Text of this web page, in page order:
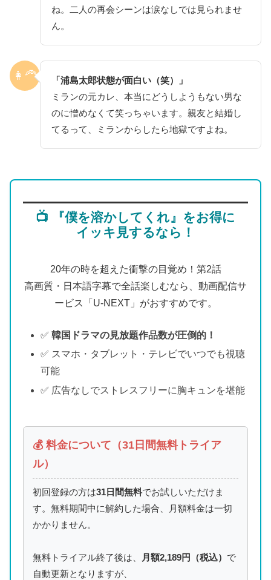
ね。二人の再会シーンは涙なしでは見られませ
ん。
👩‍🦰
「浦島太郎状態が面白い（笑）」
ミランの元カレ、本当にどうしようもない男な
のに憎めなくて笑っちゃいます。親友と結婚し
てるって、ミランからしたら地獄ですよね。
📺 『僕を溶かしてくれ』をお得に
イッキ見するなら！
20年の時を超えた衝撃の目覚め！第2話
高画質・日本語字幕で全話楽しむなら、動画配信サ
ービス「U-NEXT」がおすすめです。
✅韓国ドラマの見放題作品数が圧倒的！
✅ スマホ・タブレット・テレビでいつでも視聴
可能
✅ 広告なしでストレスフリーに胸キュンを堪能
💰 料金について（31日間無料トライア
ル）
初回登録の方は31日間無料でお試しいただけま
す。無料期間中に解約した場合、月額料金は一切
かかりません。
無料トライアル終了後は、 月額2,189円（税込） で
自動更新となりますが、